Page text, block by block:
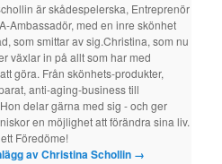
är skådespelerska, Entreprenör
Ambassadör, med en inre skönhet
som smittar av sig.Christina, som nu
växlar in på allt som har med
göra. Från skönhets-produkter,
anti-aging-business till
delar gärna med sig - och ger
en möjlighet att förändra sina liv.
Föredöme!
av Christina Schollin →